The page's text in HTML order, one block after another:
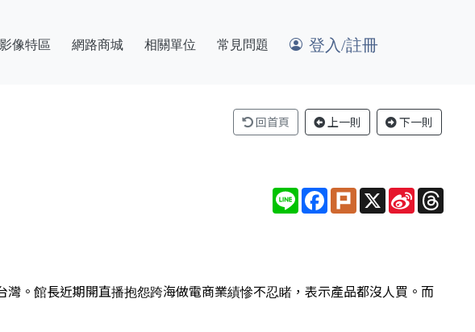
影像特區 網路商城 相關單位 常見問題 登入/註冊
回首頁 上一則 下一則
Line Facebook
PlurkX Sina
Weibo
。館長近期開直播抱怨跨海做電商業績慘不忍睹，表示產品都沒人買。而